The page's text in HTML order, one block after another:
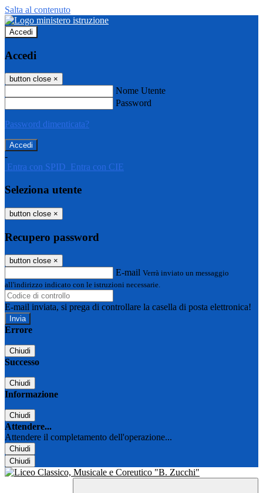
Salta al contenuto
Accedi
Accedi
button close ×
Nome Utente
Password
Password dimenticata?
-
Entra con SPID Entra con CIE
Seleziona utente
button close ×
Recupero password
button close ×
E-mail Verrà inviato un messaggio
all'indirizzo indicato con le istruzioni necessarie.
E-mail inviata, si prega di controllare la casella di posta elettronica!
Errore
Chiudi
Successo
Chiudi
Informazione
Chiudi
Attendere...
Attendere il completamento dell'operazione...
Chiudi
Chiudi